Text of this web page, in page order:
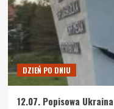
DZIEŃ PO DNIU
12.07. Popisowa Ukraina